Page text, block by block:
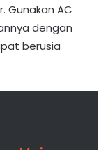
Gunakan AC
dengan
berusia